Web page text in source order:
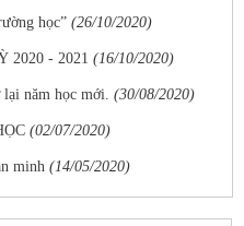
học” (26/10/2020)
2020 - 2021 (16/10/2020)
năm học mới. (30/08/2020)
(02/07/2020)
minh (14/05/2020)